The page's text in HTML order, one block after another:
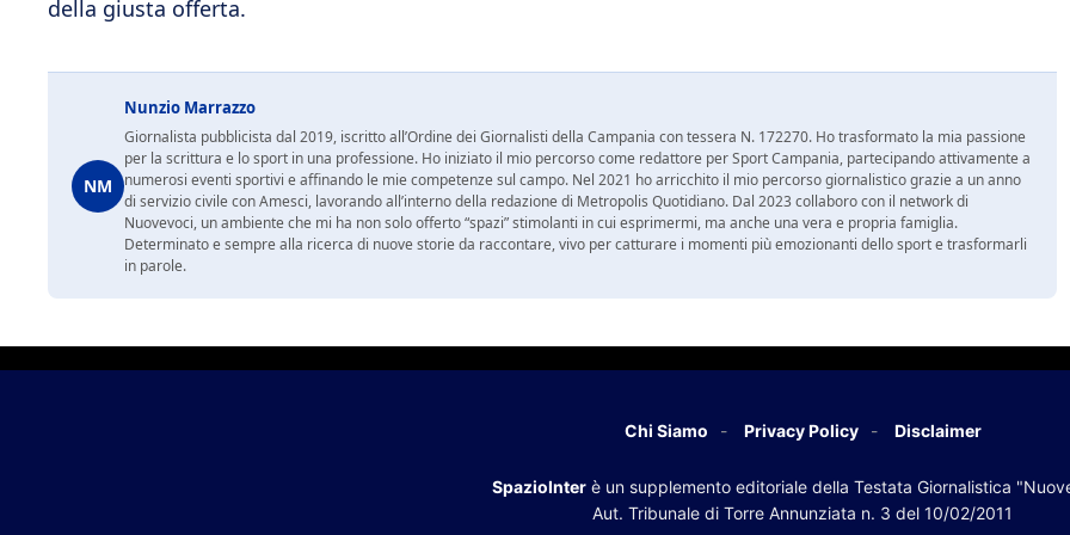
della giusta offerta.
NM
Nunzio Marrazzo
Giornalista pubblicista dal 2019, iscritto all’Ordine dei Giornalisti della Campania con tessera N. 172270. Ho trasformato la mia passione
per la scrittura e lo sport in una professione. Ho iniziato il mio percorso come redattore per Sport Campania, partecipando attivamente a
numerosi eventi sportivi e affinando le mie competenze sul campo. Nel 2021 ho arricchito il mio percorso giornalistico grazie a un anno
di servizio civile con Amesci, lavorando all’interno della redazione di Metropolis Quotidiano. Dal 2023 collaboro con il network di
Nuovevoci, un ambiente che mi ha non solo offerto “spazi” stimolanti in cui esprimermi, ma anche una vera e propria famiglia.
Determinato e sempre alla ricerca di nuove storie da raccontare, vivo per catturare i momenti più emozionanti dello sport e trasformarli
in parole.
Chi Siamo Privacy Policy Disclaimer
SpazioInterè un supplemento editoriale della Testata Giornalistica
Aut. Tribunale di Torre Annunziata n. 3 del 10/02/2011